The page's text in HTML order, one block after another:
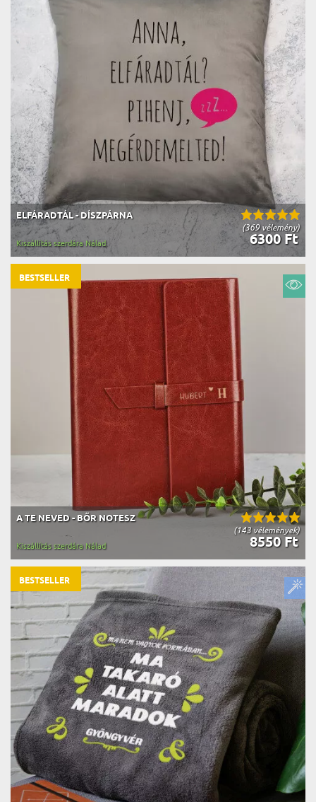
(369 vélemény)
ELFÁRADTÁL - DÍSZPÁRNA
6300 Ft
Kiszállítás szerdára Nálad
(143 vélemények)
A TE NEVED - BŐR NOTESZ
8550 Ft
Kiszállítás szerdára Nálad
BESTSELLER
BESTSELLER